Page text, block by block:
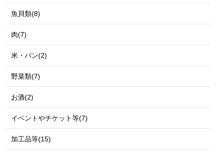
魚貝類(8)
肉(7)
米・パン(2)
野菜類(7)
お酒(2)
イベントやチケット等(7)
加工品等(15)